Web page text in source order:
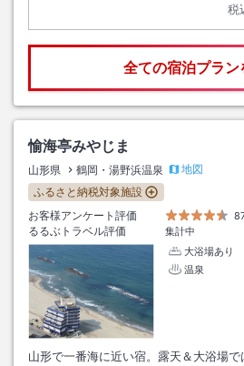
税
全ての宿泊プラン
愉海亭みやじま
山形県 鶴岡・湯野浜温泉
地図
ふるさと納税対象施設
お客様アンケート評価
るるぶトラベル評価
集計中
大浴場あり
温泉
山形で一番海に近い宿。露天＆大浴場